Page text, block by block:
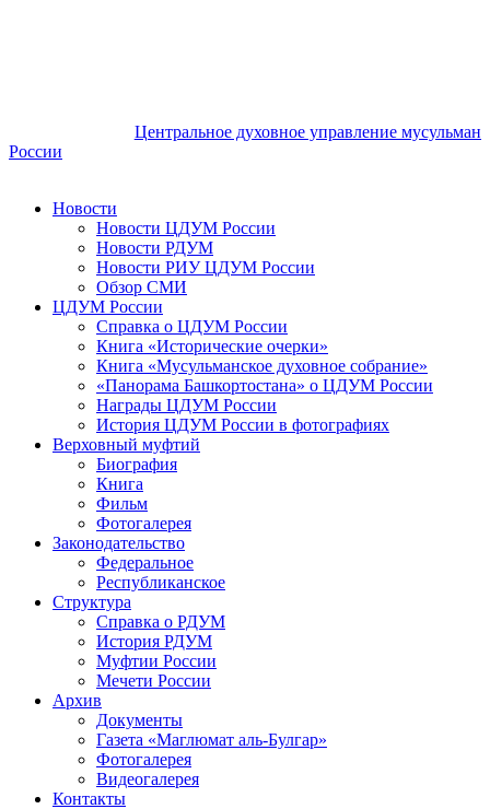
Центральное духовное управление мусульман
России
Новости
Новости ЦДУМ России
Новости РДУМ
Новости РИУ ЦДУМ России
Обзор СМИ
ЦДУМ России
Справка о ЦДУМ России
Книга «Исторические очерки»
Книга «Мусульманское духовное собрание»
«Панорама Башкортостана» о ЦДУМ России
Награды ЦДУМ России
История ЦДУМ России в фотографиях
Верховный муфтий
Биография
Книга
Фильм
Фотогалерея
Законодательство
Федеральное
Республиканское
Структура
Справка о РДУМ
История РДУМ
Муфтии России
Мечети России
Архив
Документы
Газета «Маглюмат аль-Булгар»
Фотогалерея
Видеогалерея
Контакты